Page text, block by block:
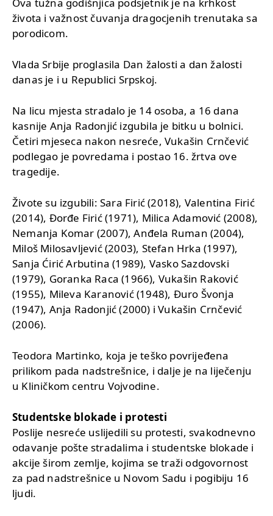
života i važnost čuvanja dragocjenih trenutaka sa
porodicom.
Vlada Srbije proglasila Dan žalosti a dan žalosti
danas je i u Republici Srpskoj.
Na licu mjesta stradalo je 14 osoba, a 16 dana
kasnije Anja Radonjić izgubila je bitku u bolnici.
Četiri mjeseca nakon nesreće, Vukašin Crnčević
podlegao je povredama i postao 16. žrtva ove
tragedije.
Živote su izgubili: Sara Firić (2018), Valentina Firić
(2014), Đorđe Firić (1971), Milica Adamović (2008),
Nemanja Komar (2007), Anđela Ruman (2004),
Miloš Milosavljević (2003), Stefan Hrka (1997),
Sanja Ćirić Arbutina (1989), Vasko Sazdovski
(1979), Goranka Raca (1966), Vukašin Raković
(1955), Mileva Karanović (1948), Đuro Švonja
(1947), Anja Radonjić (2000) i Vukašin Crnčević
(2006).
Teodora Martinko, koja je teško povrijeđena
prilikom pada nadstrešnice, i dalje je na liječenju
u Kliničkom centru Vojvodine.
Studentske blokade i protesti
Poslije nesreće uslijedili su protesti, svakodnevno
odavanje pošte stradalima i studentske blokade i
akcije širom zemlje, kojima se traži odgovornost
za pad nadstrešnice u Novom Sadu i pogibiju 16
ljudi.